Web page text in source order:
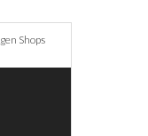
Shops